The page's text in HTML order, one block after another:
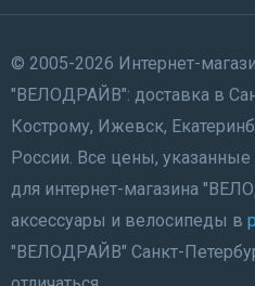
© 2005-2026 Интернет-
"ВЕЛОДРАЙВ": доставка в
Кострому, Ижевск,
России. Все цены, указанные
для интернет-магазина
аксессуары и велосипеды в
"ВЕЛОДРАЙВ" Санкт-